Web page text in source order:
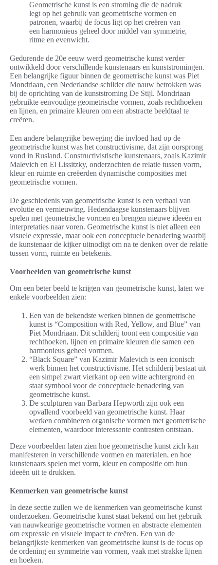
Geometrische kunst is een stroming die de nadruk
legt op het gebruik van geometrische vormen en
patronen, waarbij de focus ligt op het creëren van
een harmonieus geheel door middel van symmetrie,
ritme en evenwicht.
Gedurende de 20e eeuw werd geometrische kunst verder
ontwikkeld door verschillende kunstenaars en kunststromingen.
Een belangrijke figuur binnen de geometrische kunst was Piet
Mondriaan, een Nederlandse schilder die nauw betrokken was
bij de oprichting van de kunststroming De Stijl. Mondriaan
gebruikte eenvoudige geometrische vormen, zoals rechthoeken
en lijnen, en primaire kleuren om een abstracte beeldtaal te
creëren.
Een andere belangrijke beweging die invloed had op de
geometrische kunst was het constructivisme, dat zijn oorsprong
vond in Rusland. Constructivistische kunstenaars, zoals Kazimir
Malevich en El Lissitzky, onderzochten de relatie tussen vorm,
kleur en ruimte en creëerden dynamische composities met
geometrische vormen.
De geschiedenis van geometrische kunst is een verhaal van
evolutie en vernieuwing. Hedendaagse kunstenaars blijven
spelen met geometrische vormen en brengen nieuwe ideeën en
interpretaties naar voren. Geometrische kunst is niet alleen een
visuele expressie, maar ook een conceptuele benadering waarbij
de kunstenaar de kijker uitnodigt om na te denken over de relatie
tussen vorm, ruimte en betekenis.
Voorbeelden van geometrische kunst
Om een beter beeld te krijgen van geometrische kunst, laten we
enkele voorbeelden zien:
Een van de bekendste werken binnen de geometrische
kunst is “Composition with Red, Yellow, and Blue” van
Piet Mondriaan. Dit schilderij toont een compositie van
rechthoeken, lijnen en primaire kleuren die samen een
harmonieus geheel vormen.
“Black Square” van Kazimir Malevich is een iconisch
werk binnen het constructivisme. Het schilderij bestaat uit
een simpel zwart vierkant op een witte achtergrond en
staat symbool voor de conceptuele benadering van
geometrische kunst.
De sculpturen van Barbara Hepworth zijn ook een
opvallend voorbeeld van geometrische kunst. Haar
werken combineren organische vormen met geometrische
elementen, waardoor interessante contrasten ontstaan.
Deze voorbeelden laten zien hoe geometrische kunst zich kan
manifesteren in verschillende vormen en materialen, en hoe
kunstenaars spelen met vorm, kleur en compositie om hun
ideeën uit te drukken.
Kenmerken van geometrische kunst
In deze sectie zullen we de kenmerken van geometrische kunst
onderzoeken. Geometrische kunst staat bekend om het gebruik
van nauwkeurige geometrische vormen en abstracte elementen
om expressie en visuele impact te creëren. Een van de
belangrijkste kenmerken van geometrische kunst is de focus op
de ordening en symmetrie van vormen, vaak met strakke lijnen
en hoeken.